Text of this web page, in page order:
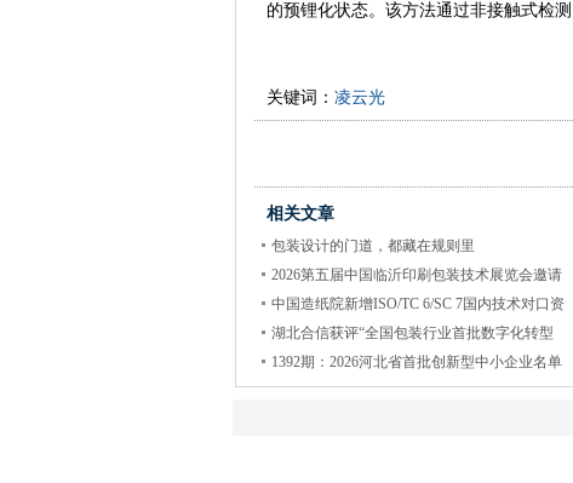
的预锂化状态。该方法通过非接触式检
关键词： 凌云光
相关文章
包装设计的门道，都藏在规则里
2026第五届中国临沂印刷包装技术展览会邀请
中国造纸院新增ISO/TC 6/SC 7国内技术对口资
湖北合信获评“全国包装行业首批数字化转型
1392期：2026河北省首批创新型中小企业名单